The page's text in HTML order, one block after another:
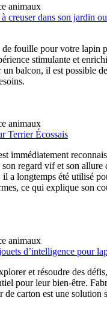
animaux
creuser dans son jardin
fouille pour votre lapin
stimulante et
balcon, il est possible
animaux
Terrier Écossais
immédiatement
regard vif et son allure
il a longtemps été utilisé
ce qui explique son
animaux
d’intelligence pour
et résoudre des
pour leur bien-être.
de carton est une solution